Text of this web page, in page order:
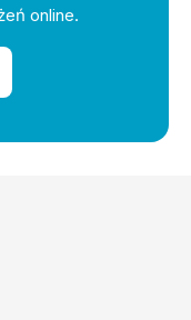
online.